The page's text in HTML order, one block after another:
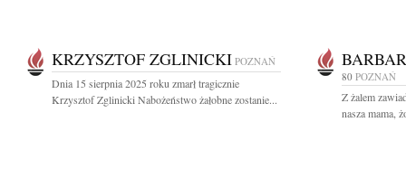
KRZYSZTOF ZGLINICKI POZNAŃ
Dnia 15 sierpnia 2025 roku zmarł tragicznie
Krzysztof Zglinicki Nabożeństwo żałobne zostanie...
80 POZNAŃ
Z żalem
nasza mama,